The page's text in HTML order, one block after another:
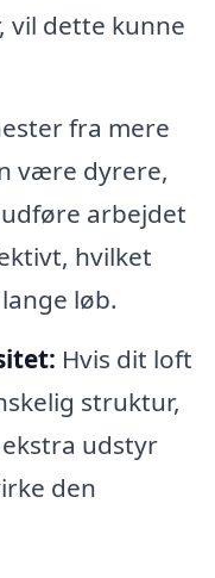
vil dette kunne
fra mere
være dyrere,
arbejdet
hvilket
løb.
Hvis dit loft
struktur,
udstyr
den